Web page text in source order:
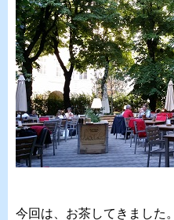
今回は、お茶してきました